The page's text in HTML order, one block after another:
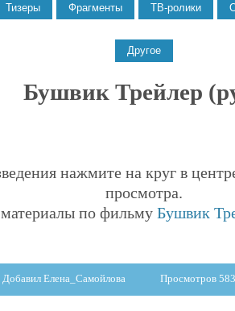
Бушвик Трейлер
нажмите на круг в
просмотра.
по фильму Бушвик
Добавил Елена_Самойлова Просмотров 583